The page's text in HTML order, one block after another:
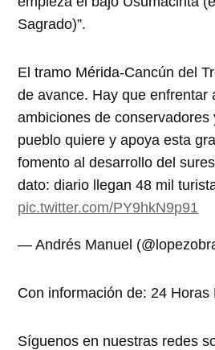
Sagrado)”.
El tramo Mérida-Cancún del
de avance. Hay que enfrentar
ambiciones de conservadores
pueblo quiere y apoya esta
fomento al desarrollo del
dato: diario llegan 48 mil
pic.twitter.com/PY9hkN9p91
— Andrés Manuel
Con información de: 24 Horas
Síguenos en nuestras redes